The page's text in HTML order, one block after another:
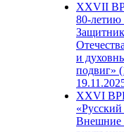
ХХVII
80-
и
подвиг»
XXVI
Внешние